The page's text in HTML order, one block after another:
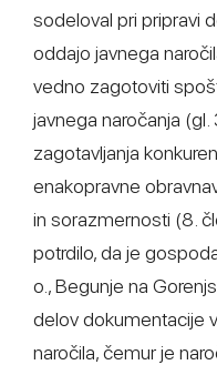
sodeloval pri pripravi
oddajo javnega
vedno zagotoviti
javnega naročanja
zagotavljanja
enakopravne
in sorazmernosti (8.
potrdilo, da je
o., Begunje na
delov dokumentacije
naročila, čemur je